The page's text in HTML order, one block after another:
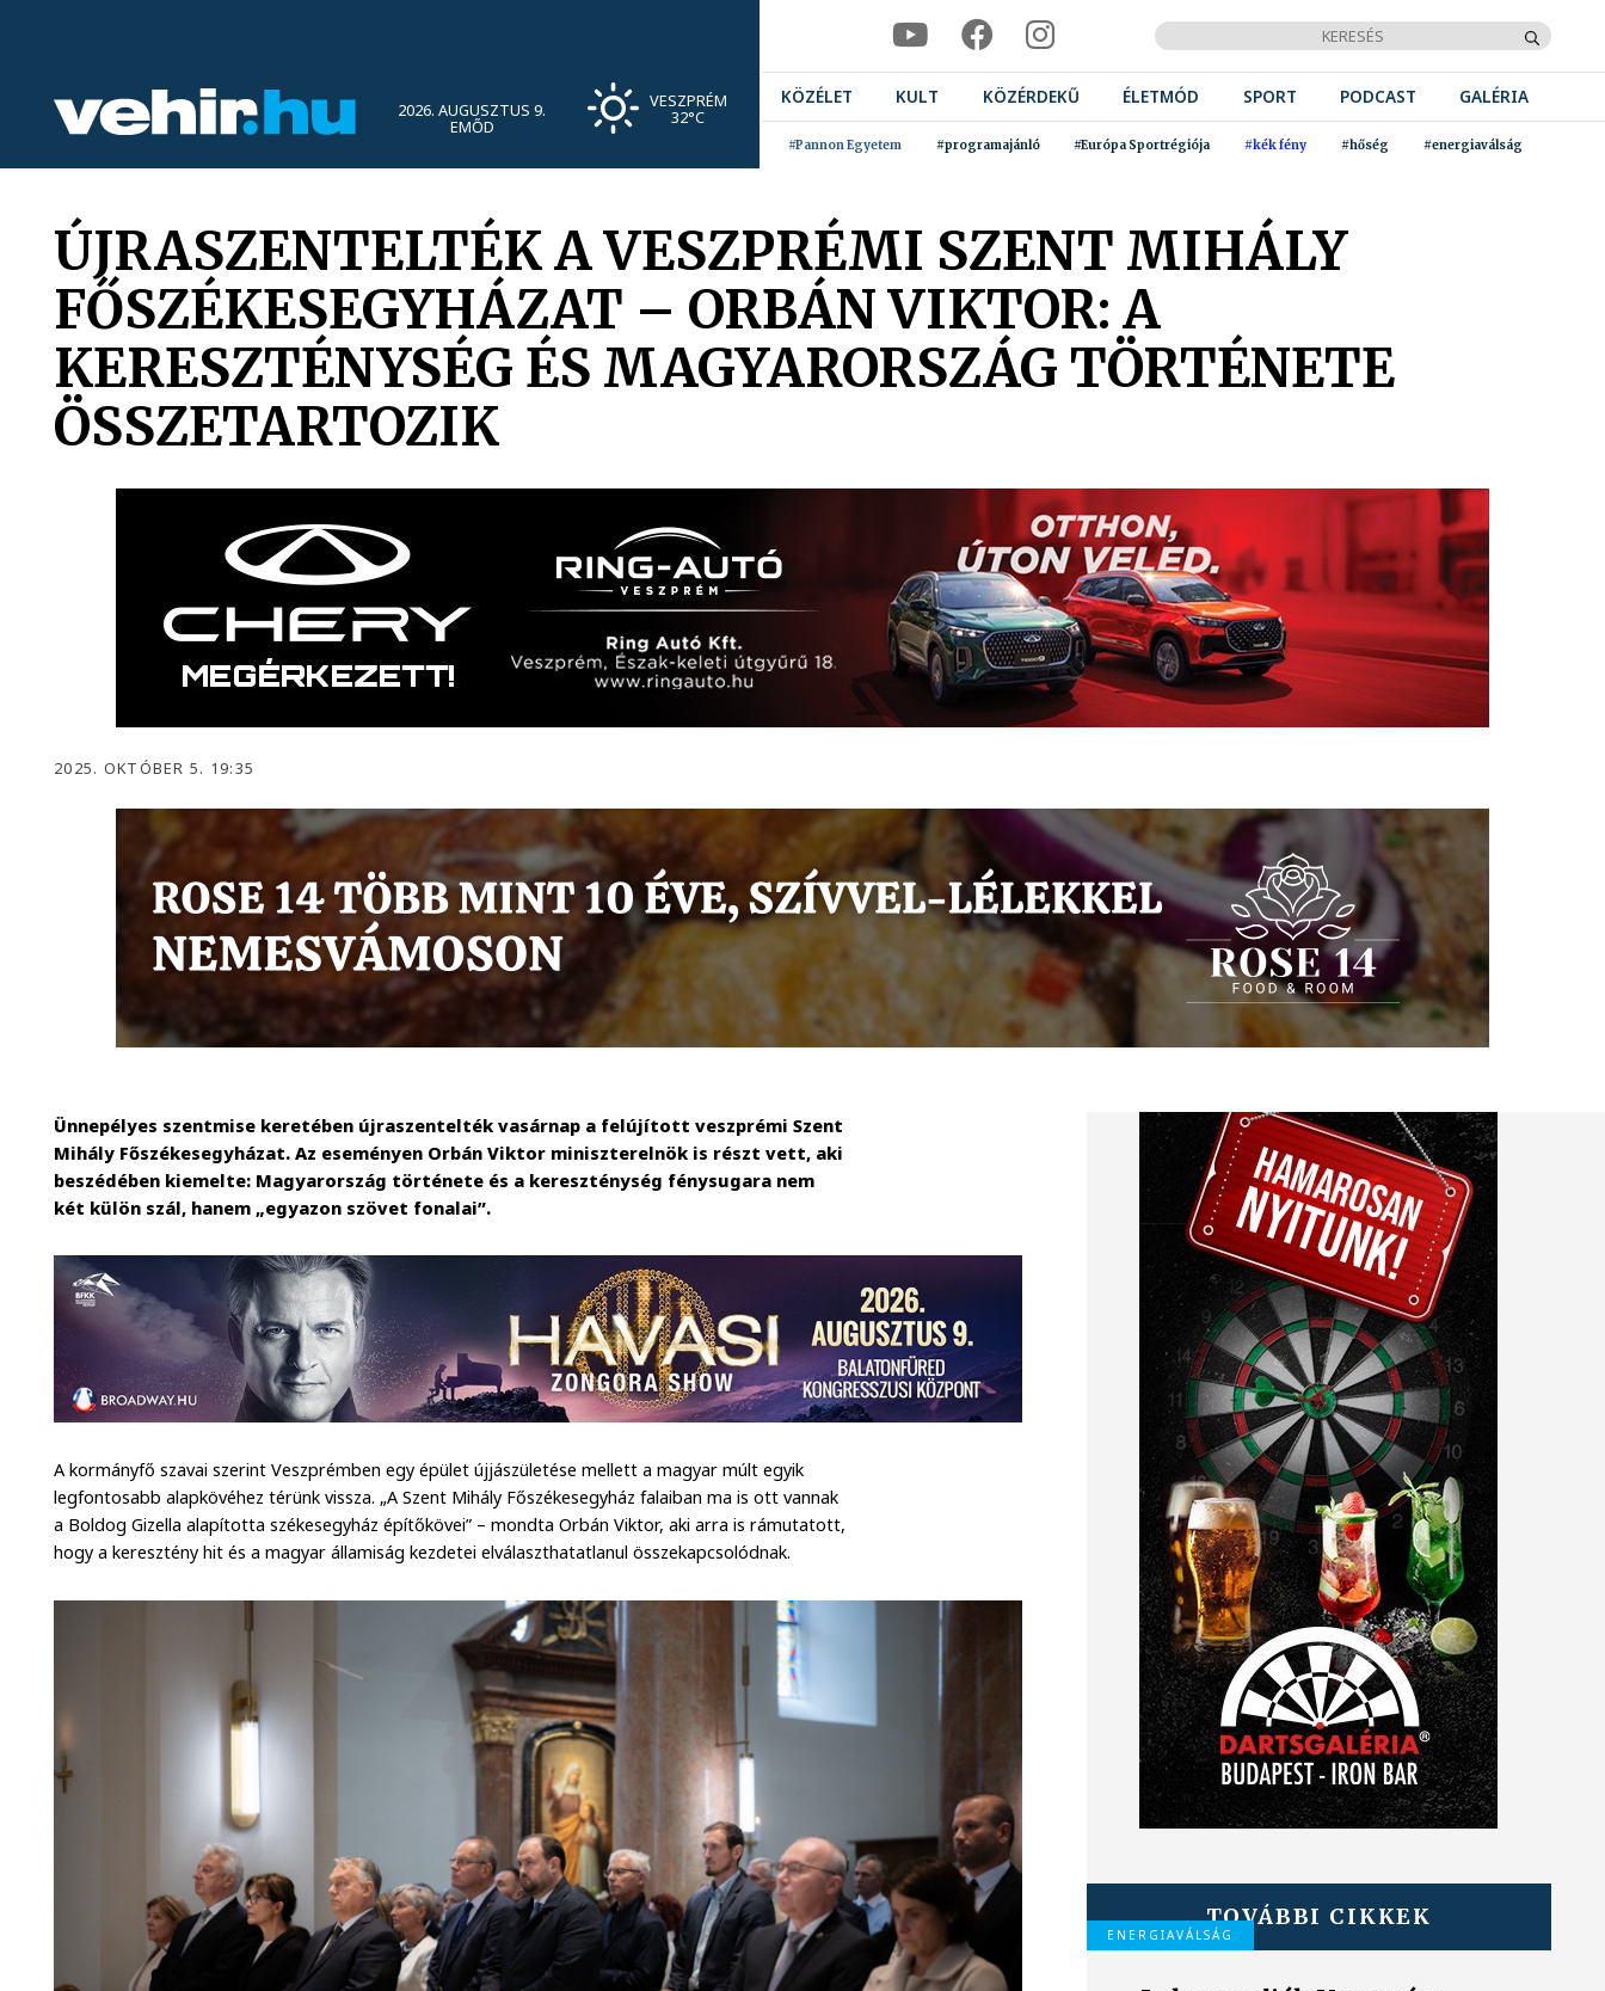
2026. AUGUSZTUS 9.
EMŐD
VESZPRÉM
32°C
KÖZÉLET KULT KÖZÉRDEKŰ ÉLETMÓD SPORT PODCAST GALÉRIA
#Pannon Egyetem #programajánló #Európa Sportrégiója #kék fény #hőség #energiaválság
ÚJRASZENTELTÉK A VESZPRÉMI SZENT MIHÁLY
FŐSZÉKESEGYHÁZAT – ORBÁN VIKTOR: A
KERESZTÉNYSÉG ÉS MAGYARORSZÁG TÖRTÉNETE
ÖSSZETARTOZIK
2025. OKTÓBER 5. 19:35
Ünnepélyes szentmise keretében újraszentelték vasárnap a felújított veszprémi Szent
Mihály Főszékesegyházat. Az eseményen Orbán Viktor miniszterelnök is részt vett, aki
beszédében kiemelte: Magyarország története és a kereszténység fénysugara nem
két külön szál, hanem „egyazon szövet fonalai”.
A kormányfő szavai szerint Veszprémben egy épület újjászületése mellett a magyar múlt egyik
legfontosabb alapkövéhez térünk vissza. „A Szent Mihály Főszékesegyház falaiban ma is ott vannak
a Boldog Gizella alapította székesegyház építőkövei” – mondta Orbán Viktor, aki arra is rámutatott,
hogy a keresztény hit és a magyar államiság kezdetei elválaszthatatlanul összekapcsolódnak.
TOVÁBBI CIKKEK
ENERGIAVÁLSÁG